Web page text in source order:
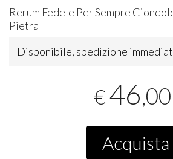
Rerum Fedele Per Sempre
Pietra
Disponibile, spedizione
€46,00
Acquista